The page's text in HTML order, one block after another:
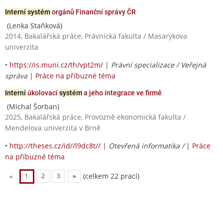
Interní systémorgánů Finanční správy ČR
(Lenka Staňková)
2014, Bakalářská práce, Právnická fakulta / Masarykova
univerzita
• https://is.muni.cz/th/vpt2m/ | Právní specializace / Veřejná
správa | Práce na příbuzné téma
Interníúkolovacísystéma jeho integrace ve firmě
(Michal Šorban)
2025, Bakalářská práce, Provozně ekonomická fakulta /
Mendelova univerzita v Brně
• http://theses.cz/id//l9dc8t// | Otevřená informatika / | Práce
na příbuzné téma
« 1 2 3 » (celkem 22 prací)